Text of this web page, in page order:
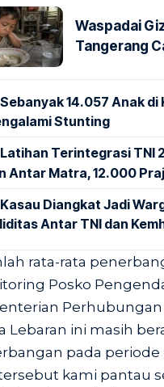
Waspadai
Tangerang
Sebanyak 14.057 Anak
Stunting
Latihan Terintegrasi TNI
Antar Matra, 12.000
Kasau Diangkat Jadi
Antar TNI dan
rata-rata
Posko
Lebaran ini masih
pada periode
kami pantau